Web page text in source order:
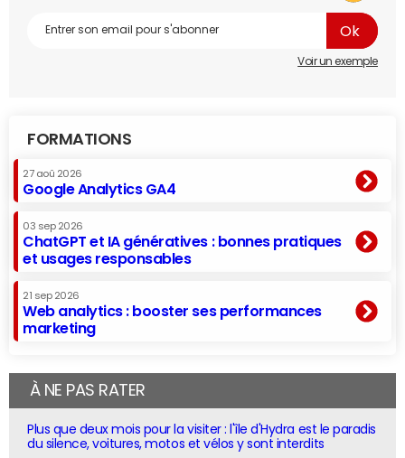
Voir un exemple
FORMATIONS
27 aoû 2026
Google Analytics GA4
03 sep 2026
ChatGPT et IA génératives : bonnes pratiques
et usages responsables
21 sep 2026
Web analytics : booster ses performances
marketing
À NE PAS RATER
Plus que deux mois pour la visiter : l'île d'Hydra est le paradis
du silence, voitures, motos et vélos y sont interdits